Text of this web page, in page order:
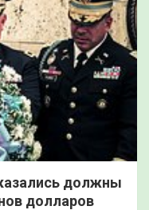
должны
долларов